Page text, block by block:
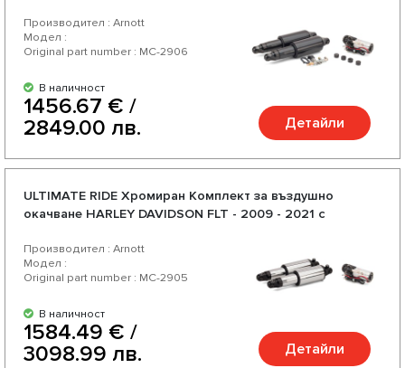
Производител : Arnott
Модел :
Original part number : MC-2906
В наличност
1456.67 € /
2849.00 лв.
Детайли
ULTIMATE RIDE Хромиран Комплект за въздушно
окачване HARLEY DAVIDSON FLT - 2009 - 2021 с
Производител : Arnott
Модел :
Original part number : MC-2905
В наличност
1584.49 € /
3098.99 лв.
Детайли